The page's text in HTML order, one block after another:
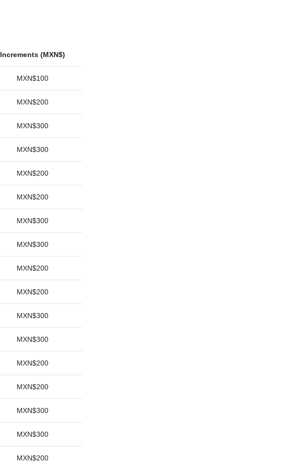
Increments (MXN$)
MXN$100
MXN$200
MXN$300
MXN$300
MXN$200
MXN$200
MXN$300
MXN$300
MXN$200
MXN$200
MXN$300
MXN$300
MXN$200
MXN$200
MXN$300
MXN$300
MXN$200